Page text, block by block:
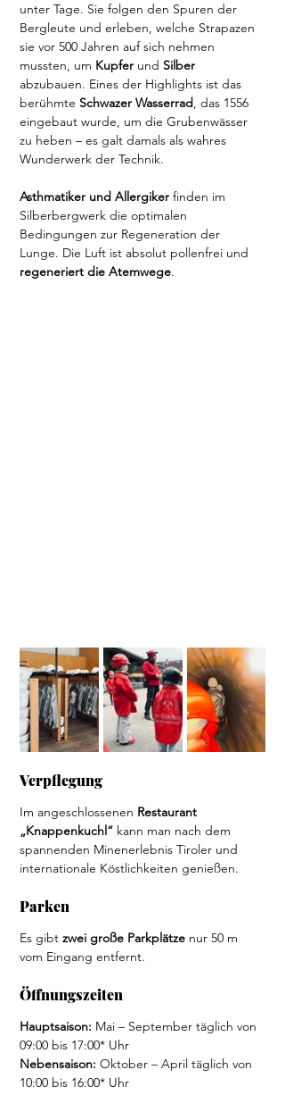
unter Tage. Sie folgen den Spuren der
Bergleute und erleben, welche Strapazen
sie vor 500 Jahren auf sich nehmen
mussten, um Kupfer und Silber
abzubauen. Eines der Highlights ist das
berühmte Schwazer Wasserrad, das 1556
eingebaut wurde, um die Grubenwässer
zu heben – es galt damals als wahres
Wunderwerk der Technik.
Asthmatiker und Allergiker finden im
Silberbergwerk die optimalen
Bedingungen zur Regeneration der
Lunge. Die Luft ist absolut pollenfrei und
regeneriert die Atemwege.
Verpflegung
Im angeschlossenen Restaurant
„Knappenkuchl“ kann man nach dem
spannenden Minenerlebnis Tiroler und
internationale Köstlichkeiten genießen.
Parken
Es gibt zwei große Parkplätze nur 50 m
vom Eingang entfernt.
Öffnungszeiten
Hauptsaison: Mai – September täglich von
09:00 bis 17:00* Uhr
Nebensaison: Oktober – April täglich von
10:00 bis 16:00* Uhr